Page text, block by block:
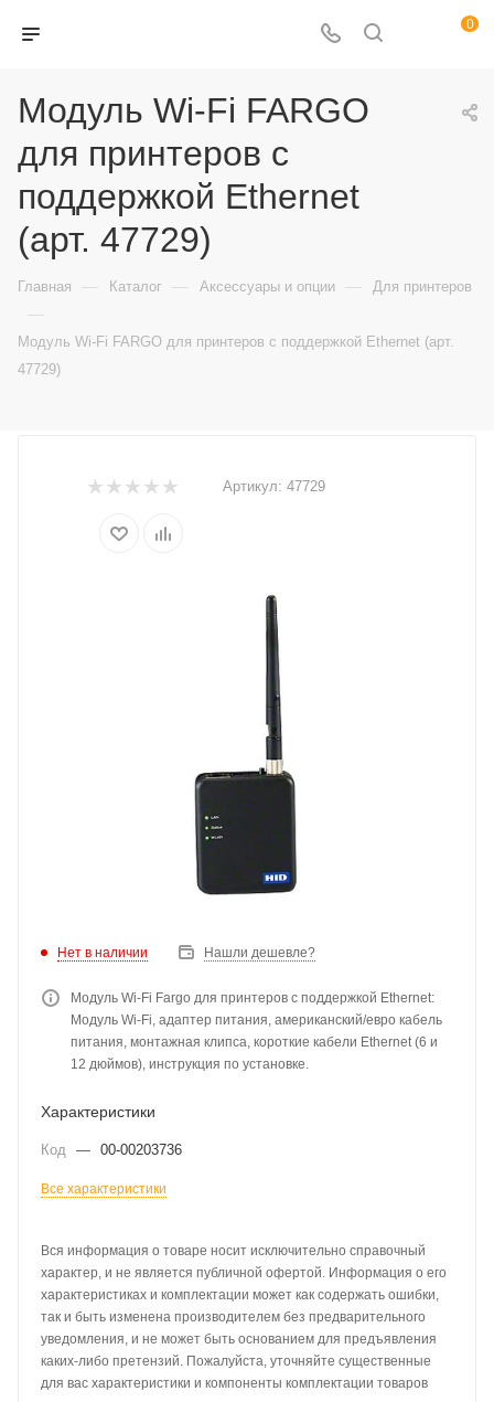
0
Модуль Wi-Fi FARGO
для принтеров с
поддержкой Ethernet
(арт. 47729)
Главная — Каталог — Аксессуары и опции — Для принтеров
—
Модуль Wi-Fi FARGO для принтеров с поддержкой Ethernet (арт.
47729)
Артикул: 47729
Нет в наличии Нашли дешевле?
Модуль Wi-Fi Fargo для принтеров с поддержкой Ethernet:
Модуль Wi-Fi, адаптер питания, американский/евро кабель
питания, монтажная клипса, короткие кабели Ethernet (6 и
12 дюймов), инструкция по установке.
Характеристики
Код — 00-00203736
Все характеристики
Вся информация о товаре носит исключительно справочный
характер, и не является публичной офертой. Информация о его
характеристиках и комплектации может как содержать ошибки,
так и быть изменена производителем без предварительного
уведомления, и не может быть основанием для предъявления
каких-либо претензий. Пожалуйста, уточняйте существенные
для вас характеристики и компоненты комплектации товаров